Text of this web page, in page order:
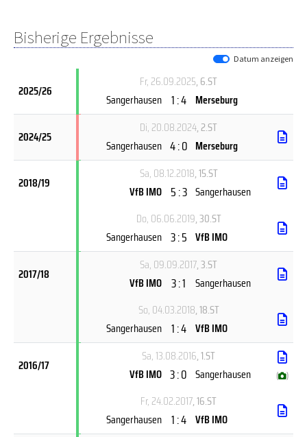
Bisherige Ergebnisse
Datum anzeigen
2025/26
Fr, 26.09.2025, 6.ST
Sangerhausen 1 : 4 Merseburg
2024/25
Di, 20.08.2024, 2.ST
Sangerhausen 4 : 0 Merseburg
2018/19
Sa, 08.12.2018, 15.ST
VfB IMO 5 : 3 Sangerhausen
Do, 06.06.2019, 30.ST
Sangerhausen 3 : 5 VfB IMO
2017/18
Sa, 09.09.2017, 3.ST
VfB IMO 3 : 1 Sangerhausen
So, 04.03.2018, 18.ST
Sangerhausen 1 : 4 VfB IMO
2016/17
Sa, 13.08.2016, 1.ST
VfB IMO 3 : 0 Sangerhausen ( )
Fr, 24.02.2017, 16.ST
Sangerhausen 1 : 4 VfB IMO